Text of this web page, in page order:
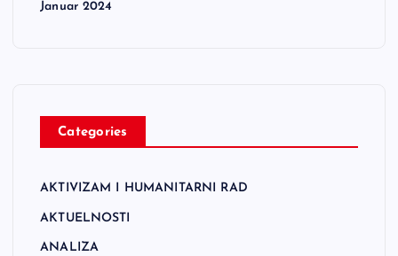
Januar 2024
Categories
AKTIVIZAM I HUMANITARNI RAD
AKTUELNOSTI
ANALIZA